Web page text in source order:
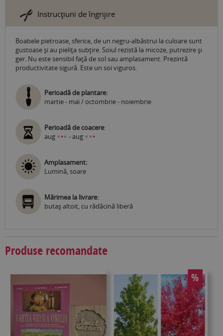
Instrucţiuni de îngrijire
Boabele pietroase, sferice, de un negru-albăstrui la culoare sunt
gustoase și au pieliţa subţire. Soiul rezistă la micoze, putrezire şi
ger. Nu este sensibil faţă de sol sau amplasament. Prezintă
productivitate sigură. Este un soi viguros.
Perioadă de plantare:
martie - mai / octombrie - noiembrie
Perioadă de coacere:
aug ••• - aug •••
Amplasament:
Lumină, soare
Mărimea la livrare:
butaş altoit, cu rădăcină liberă
Produse recomandate
%